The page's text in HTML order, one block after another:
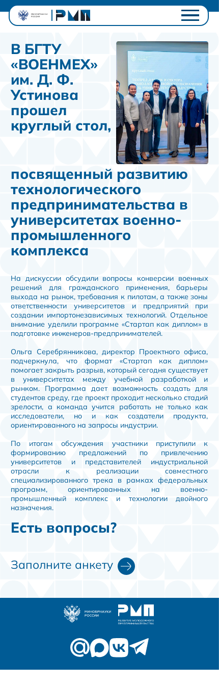
Студентам
Университетам
Ключевые проекты
Полезное
Контакты
Личный кабинет
В БГТУ
«ВОЕНМЕХ»
им. Д. Ф.
Устинова
прошел
круглый стол,
посвященный развитию
технологического
предпринимательства в
университетах военно-
промышленного
комплекса
На дискуссии обсудили вопросы конверсии военных
решений для гражданского применения, барьеры
выхода на рынок, требования к пилотам, а также зоны
ответственности университетов и предприятий при
создании импортонезависимых технологий. Отдельное
внимание уделили программе «Стартап как диплом» в
подготовке инженеров-предпринимателей.
Ольга Серебрянникова, директор Проектного офиса,
подчеркнула, что формат «Стартап как диплом»
помогает закрыть разрыв, который сегодня существует
в университетах между учебной разработкой и
рынком. Программа дает возможность создать для
студентов среду, где проект проходит несколько стадий
зрелости, а команда учится работать не только как
исследователи, но и как создатели продукта,
ориентированного на запросы индустрии.
По итогам обсуждения участники приступили к
формированию предложений по привлечению
университетов и представителей индустриальной
отрасли к реализации совместного
специализированного трека в рамках федеральных
программ, ориентированных на военно-
промышленный комплекс и технологии двойного
назначения.
Есть вопросы?
Заполните анкету